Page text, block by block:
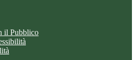
il Pubblico